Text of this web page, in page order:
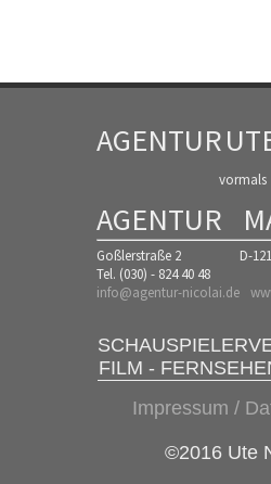
AGENTUR
vormals
AGENTUR
Goßlerstraße 2
D-
Tel. (030) - 824 40 48
info@agentur-nicolai.de
FILM -
Impressum /
©2016 Ute